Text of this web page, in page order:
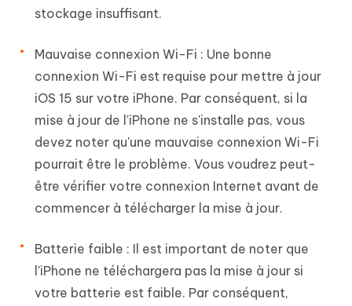
stockage insuffisant.
Mauvaise connexion Wi-Fi : Une bonne
connexion Wi-Fi est requise pour mettre à jour
iOS 15 sur votre iPhone. Par conséquent, si la
mise à jour de l'iPhone ne s'installe pas, vous
devez noter qu'une mauvaise connexion Wi-Fi
pourrait être le problème. Vous voudrez peut-
être vérifier votre connexion Internet avant de
commencer à télécharger la mise à jour.
Batterie faible : Il est important de noter que
l'iPhone ne téléchargera pas la mise à jour si
votre batterie est faible. Par conséquent,